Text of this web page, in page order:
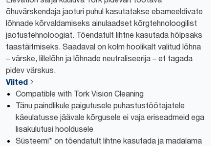
õhuvärskendaja jaoturi puhul kasutatakse ebameeldivate
lõhnade kõrvaldamiseks ainulaadset kõrgtehnoloogilist
jaotustehnoloogiat. Tõendatult lihtne kasutada hõlpsaks
taastäitmiseks. Saadaval on kolm hoolikalt valitud lõhna
– värske, lillelõhn ja lõhnade neutraliseerija – et tagada
pidev värskus.
Viited
Compatible with Tork Vision Cleaning
Tänu paindlikule paigutusele puhastustöötajatele
käeulatusse jäävale kõrgusele ei vaja eriseadmeid ega
lisakulutusi hooldusele
Süsteemi* on tõendatult lihtne kasutada ja madalama